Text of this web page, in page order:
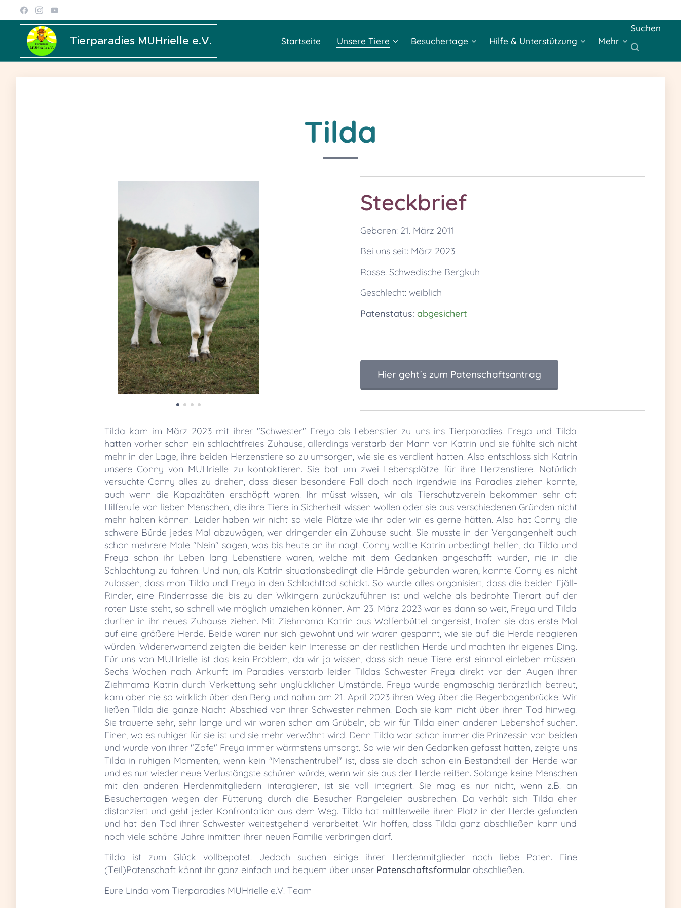
Tierparadies MUHrielle e.V. Startseite Unsere Tiere Besuchertage Hilfe & Unterstützung Mehr
Suchen
Tilda
Steckbrief
Geboren: 21. März 2011
Bei uns seit: März 2023
Rasse: Schwedische Bergkuh
Geschlecht: weiblich
Patenstatus:abgesichert 💚
Hier geht´s zum Patenschaftsantrag
Tilda kam im März 2023 mit ihrer "Schwester" Freya als Lebenstier zu uns ins Tierparadies. Freya und Tilda
hatten vorher schon ein schlachtfreies Zuhause, allerdings verstarb der Mann von Katrin und sie fühlte sich nicht
mehr in der Lage, ihre beiden Herzenstiere so zu umsorgen, wie sie es verdient hatten. Also entschloss sich Katrin
unsere Conny von MUHrielle zu kontaktieren. Sie bat um zwei Lebensplätze für ihre Herzenstiere. Natürlich
versuchte Conny alles zu drehen, dass dieser besondere Fall doch noch irgendwie ins Paradies ziehen konnte,
auch wenn die Kapazitäten erschöpft waren. Ihr müsst wissen, wir als Tierschutzverein bekommen sehr oft
Hilferufe von lieben Menschen, die ihre Tiere in Sicherheit wissen wollen oder sie aus verschiedenen Gründen nicht
mehr halten können. Leider haben wir nicht so viele Plätze wie ihr oder wir es gerne hätten. Also hat Conny die
schwere Bürde jedes Mal abzuwägen, wer dringender ein Zuhause sucht. Sie musste in der Vergangenheit auch
schon mehrere Male "Nein" sagen, was bis heute an ihr nagt. Conny wollte Katrin unbedingt helfen, da Tilda und
Freya schon ihr Leben lang Lebenstiere waren, welche mit dem Gedanken angeschafft wurden, nie in die
Schlachtung zu fahren. Und nun, als Katrin situationsbedingt die Hände gebunden waren, konnte Conny es nicht
zulassen, dass man Tilda und Freya in den Schlachttod schickt. So wurde alles organisiert, dass die beiden Fjäll-
Rinder, eine Rinderrasse die bis zu den Wikingern zurückzuführen ist und welche als bedrohte Tierart auf der
roten Liste steht, so schnell wie möglich umziehen können. Am 23. März 2023 war es dann so weit, Freya und Tilda
durften in ihr neues Zuhause ziehen. Mit Ziehmama Katrin aus Wolfenbüttel angereist, trafen sie das erste Mal
auf eine größere Herde. Beide waren nur sich gewohnt und wir waren gespannt, wie sie auf die Herde reagieren
würden. Widererwartend zeigten die beiden kein Interesse an der restlichen Herde und machten ihr eigenes Ding.
Für uns von MUHrielle ist das kein Problem, da wir ja wissen, dass sich neue Tiere erst einmal einleben müssen.
Sechs Wochen nach Ankunft im Paradies verstarb leider Tildas Schwester Freya direkt vor den Augen ihrer
Ziehmama Katrin durch Verkettung sehr unglücklicher Umstände. Freya wurde engmaschig tierärztlich betreut,
kam aber nie so wirklich über den Berg und nahm am 21. April 2023 ihren Weg über die Regenbogenbrücke. Wir
ließen Tilda die ganze Nacht Abschied von ihrer Schwester nehmen. Doch sie kam nicht über ihren Tod hinweg.
Sie trauerte sehr, sehr lange und wir waren schon am Grübeln, ob wir für Tilda einen anderen Lebenshof suchen.
Einen, wo es ruhiger für sie ist und sie mehr verwöhnt wird. Denn Tilda war schon immer die Prinzessin von beiden
und wurde von ihrer "Zofe" Freya immer wärmstens umsorgt. So wie wir den Gedanken gefasst hatten, zeigte uns
Tilda in ruhigen Momenten, wenn kein "Menschentrubel" ist, dass sie doch schon ein Bestandteil der Herde war
und es nur wieder neue Verlustängste schüren würde, wenn wir sie aus der Herde reißen. Solange keine Menschen
mit den anderen Herdenmitgliedern interagieren, ist sie voll integriert. Sie mag es nur nicht, wenn z.B. an
Besuchertagen wegen der Fütterung durch die Besucher Rangeleien ausbrechen. Da verhält sich Tilda eher
distanziert und geht jeder Konfrontation aus dem Weg. Tilda hat mittlerweile ihren Platz in der Herde gefunden
und hat den Tod ihrer Schwester weitestgehend verarbeitet. Wir hoffen, dass Tilda ganz abschließen kann und
noch viele schöne Jahre inmitten ihrer neuen Familie verbringen darf.
Tilda ist zum Glück vollbepatet. Jedoch suchen einige ihrer Herdenmitglieder noch liebe Paten. Eine
(Teil)Patenschaft könnt ihr ganz einfach und bequem über unser Patenschaftsformular abschließen.
Eure Linda vom Tierparadies MUHrielle e.V. Team